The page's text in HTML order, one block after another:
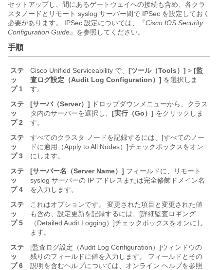
セットアップし、間にあるゲートウェイへの接続も含め、各クラ
スタノードとリモート syslog サーバー間で IPSec を設定しておく
必要があります。 IPSec 設定については、『Cisco IOS Security
Configuration Guide』を参照してください。
手順
ステ
ッ
プ 1
Cisco Unified Serviceability で、 [ツール（Tools）] > [監
査ログ設定（Audit Log Configuration）] を選択しま
す。
ステ
ッ
プ 2
[サーバ（Server）] ドロップダウンメニューから、クラス
タ内のサーバーを選択し、 [実行（Go）] をクリックしま
す。
ステ
ッ
プ 3
すべてのクラスタ ノードを記録するには、[すべてのノー
ドに適用（Apply to All Nodes）]チェックボックスをオン
にします。
ステ
ッ
プ 4
[サーバー名（Server Name）] フィールドに、リモート
syslog サーバーの IP アドレスまたは完全修飾ドメイン名
を入力します。
ステ
ッ
プ 5
これはオプションです。 変更された項目と変更された値
も含め、設定更新を記録するには、[詳細監査ロギング
（Detailed Audit Logging）]チェックボックスをオンにし
ます。
ステ
ッ
プ 6
[監査ログ設定（Audit Log Configuration）]ウィンドウの
残りのフィールドに値を入力します。 フィールドとその
説明を含むヘルプについては、オンライン ヘルプを参照